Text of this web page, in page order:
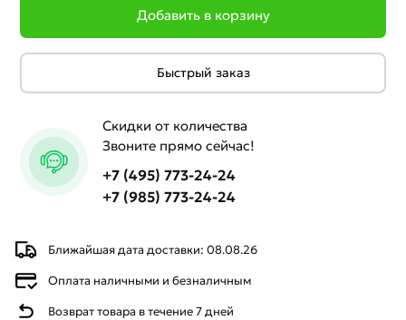
Ближайшая дата доставки: 08.08.26
Оплата наличными и безналичным
Возврат товара в течение 7 дней
Добавить в корзину
Быстрый заказ
Скидки от количества
Звоните прямо сейчас!
+7 (495) 773-24-24
+7 (985) 773-24-24